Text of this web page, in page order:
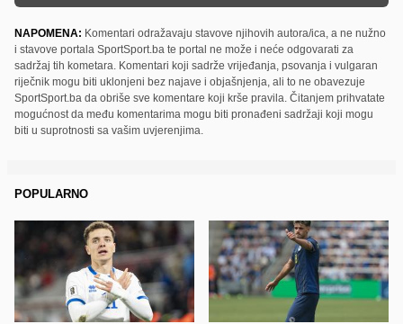
NAPOMENA: Komentari odražavaju stavove njihovih autora/ica, a ne nužno
i stavove portala SportSport.ba te portal ne može i neće odgovarati za
sadržaj tih kometara. Komentari koji sadrže vrijeđanja, psovanja i vulgaran
riječnik mogu biti uklonjeni bez najave i objašnjenja, ali to ne obavezuje
SportSport.ba da obriše sve komentare koji krše pravila. Čitanjem prihvatate
mogućnost da među komentarima mogu biti pronađeni sadržaji koji mogu
biti u suprotnosti sa vašim uvjerenjima.
POPULARNO